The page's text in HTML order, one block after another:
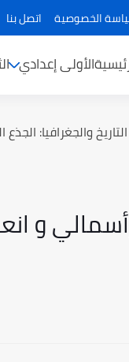
الخصوصية اتصل بنا
الأولى إعدادي
والجغرافيا: الجذع